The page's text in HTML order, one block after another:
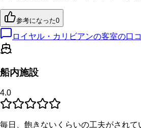
参考になった0
ロイヤル・カリビアンの客室の口
船内施設
4.0
毎日、飽きないくらいの工夫がされ